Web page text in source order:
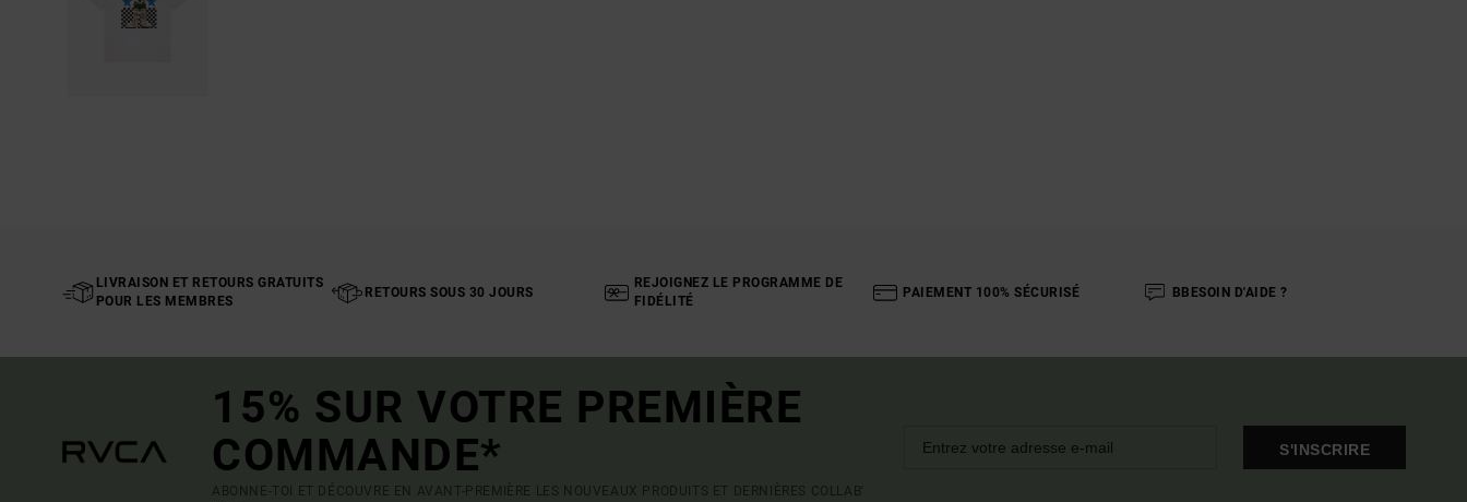
LIVRAISON ET RETOURS GRATUITS
POUR LES MEMBRES
RETOURS SOUS 30 JOURS
REJOIGNEZ LE PROGRAMME DE
FIDÉLITÉ
PAIEMENT 100% SÉCURISÉ BBESOIN D'AIDE ?
15% SUR VOTRE PREMIÈRE
COMMANDE*
ABONNE-TOI ET DÉCOUVRE EN AVANT-PREMIÈRE LES NOUVEAUX PRODUITS ET DERNIÈRES COLLAB'
S'INSCRIRE